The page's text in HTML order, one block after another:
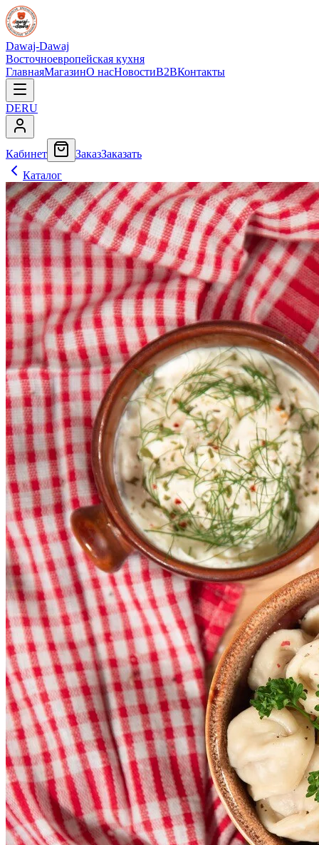
Dawaj-Dawaj
Восточноевропейская кухня
ГлавнаяМагазинО насНовостиB2BКонтакты
DERU
Кабинет ЗаказЗаказать
Каталог